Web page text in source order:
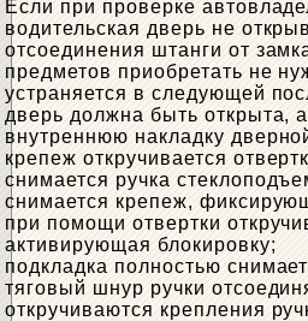
Если при проверке
водительская дверь не
отсоединения штанги от
предметов приобретать не
устраняется в следующей
дверь должна быть открыта,
внутреннюю накладку
крепеж откручивается
снимается ручка
снимается крепеж,
при помощи отвертки
активирующая блокировку;
подкладка полностью
тяговый шнур ручки
откручиваются крепления